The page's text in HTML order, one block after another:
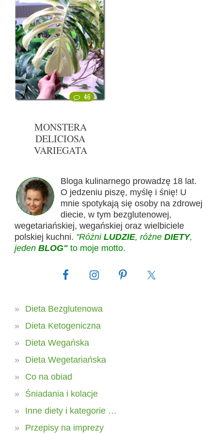
46
MONSTERA
DELICIOSA
VARIEGATA
Bloga kulinarnego prowadzę 18 lat.
O jedzeniu piszę, myślę i śnię! U
mnie spotykają się osoby na zdrowej
diecie, w tym bezglutenowej,
wegetariańskiej, wegańskiej oraz wielbiciele
polskiej kuchni. "Różni LUDZIE, różne DIETY,
jeden BLOG" to moje motto.
Dieta Bezglutenowa
Dieta Ketogeniczna
Dieta Wegańska
Dieta Wegetariańska
Co na obiad
Śniadania i kolacje
Inne diety i kategorie …
Przepisy na imprezy